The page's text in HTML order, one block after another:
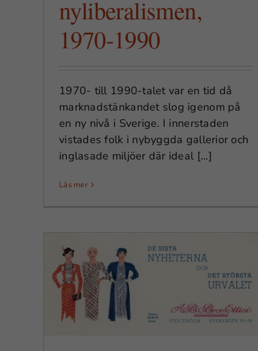
nyliberalismen,
1970-1990
1970- till 1990-talet var en tid då
marknadstänkandet slog igenom på
en ny nivå i Sverige. I innerstaden
vistades folk i nybyggda gallerior och
inglasade miljöer där ideal [...]
Läs mer
Historien om H&M – del 1